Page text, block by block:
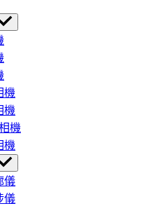
機
機
機
機
儀
儀